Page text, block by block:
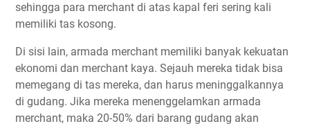
sehingga para merchant di atas kapal feri sering kali
memiliki tas kosong.
Di sisi lain, armada merchant memiliki banyak kekuatan
ekonomi dan merchant kaya. Sejauh mereka tidak bisa
memegang di tas mereka, dan harus meninggalkannya
di gudang. Jika mereka menenggelamkan armada
merchant, maka 20-50% dari barang gudang akan